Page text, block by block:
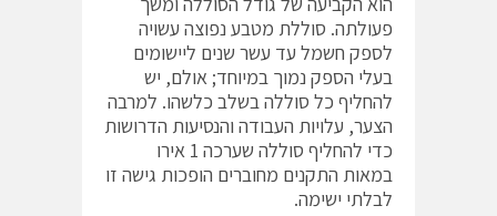
פעולתה. סוללת מטבע נפוצה עשויה
לספק חשמל עד עשר שנים ליישומים
בעלי הספק נמוך במיוחד; אולם, יש
להחליף כל סוללה בשלב כלשהו. למרבה
הצער, עלויות העבודה והנסיעות הדרושות
כדי להחליף סוללה שערכה 1 אירו
במאות התקנים מחוברים הופכות גישה זו
לבלתי ישימה.